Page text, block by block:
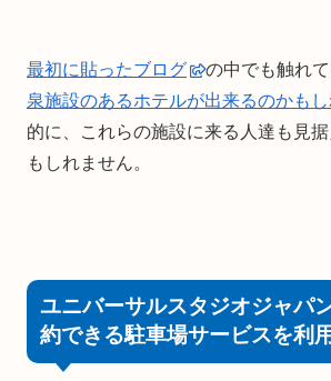
最初に貼ったブログ の中でも触れて
泉施設のあるホテルが出来るのかも
的に、これらの施設に来る人達も見
もしれません。
ユニバーサルスタジオジャパ
約できる駐車場サービスを利